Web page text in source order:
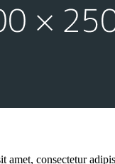
amet, consectetur